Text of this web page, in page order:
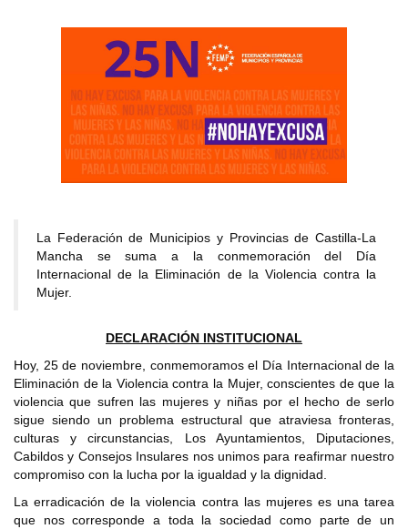
La Federación de Municipios y Provincias de Castilla-La
Mancha se suma a la conmemoración del Día
Internacional de la Eliminación de la Violencia contra la
Mujer.
DECLARACIÓN INSTITUCIONAL
Hoy, 25 de noviembre, conmemoramos el Día Internacional de la
Eliminación de la Violencia contra la Mujer, conscientes de que la
violencia que sufren las mujeres y niñas por el hecho de serlo
sigue siendo un problema estructural que atraviesa fronteras,
culturas y circunstancias, Los Ayuntamientos, Diputaciones,
Cabildos y Consejos Insulares nos unimos para reafirmar nuestro
compromiso con la lucha por la igualdad y la dignidad.
La erradicación de la violencia contra las mujeres es una tarea
que nos corresponde a toda la sociedad como parte de un